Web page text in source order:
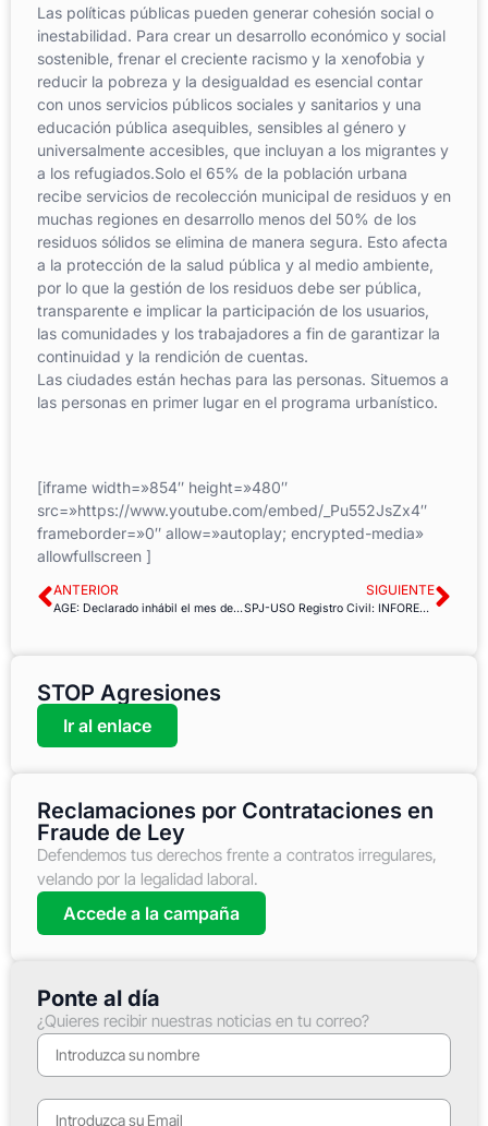
Las políticas públicas pueden generar cohesión social o
inestabilidad. Para crear un desarrollo económico y social
sostenible, frenar el creciente racismo y la xenofobia y
reducir la pobreza y la desigualdad es esencial contar
con unos servicios públicos sociales y sanitarios y una
educación pública asequibles, sensibles al género y
universalmente accesibles, que incluyan a los migrantes y
a los refugiados.Solo el 65% de la población urbana
recibe servicios de recolección municipal de residuos y en
muchas regiones en desarrollo menos del 50% de los
residuos sólidos se elimina de manera segura. Esto afecta
a la protección de la salud pública y al medio ambiente,
por lo que la gestión de los residuos debe ser pública,
transparente e implicar la participación de los usuarios,
las comunidades y los trabajadores a fin de garantizar la
continuidad y la rendición de cuentas.
Las ciudades están hechas para las personas. Situemos a
las personas en primer lugar en el programa urbanístico.
[iframe width=»854″ height=»480″
src=»https://www.youtube.com/embed/_Pu552JsZx4″
frameborder=»0″ allow=»autoplay; encrypted-media»
allowfullscreen ]
ANTERIOR
AGE: Declarado inhábil el mes de agosto a efectos de cómputo de plazos
SIGUIENTE
SPJ-USO Registro Civil: INFOREG ya permite expedir certificados de inscripciones
STOP Agresiones
Ir al enlace
Reclamaciones por Contrataciones en
Fraude de Ley
Defendemos tus derechos frente a contratos irregulares,
velando por la legalidad laboral.
Accede a la campaña
Ponte al día
¿Quieres recibir nuestras noticias en tu correo?